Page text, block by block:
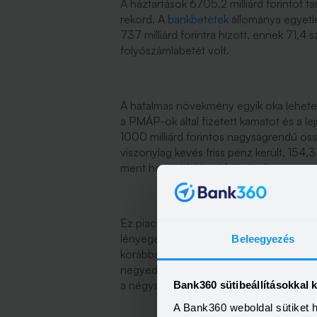
Beleegyezés
Bank360 sütibeállításokkal
A Bank360 weboldal sütiket
A háztartások 6705,2 milliárd forintot
rekord. A bankbetétek állománya
737 milliárd forintra hízott, ennek 71,4
folyószámlabetét volt.
A hatalmas növekmény egyik oka
a PMÁP-ok által fizetett kamatot és a
1000 milliárd forintos nagyságrendű
viszonylag kevés friss pénz került,
ment hosszú lejáratú kötvénybe.
Ez piaci értéken számított összeg, nem
lényegesen több állampapírja volt a
korábban, de összességében véve
negyedévében például csaknem 600
a négyszerese.